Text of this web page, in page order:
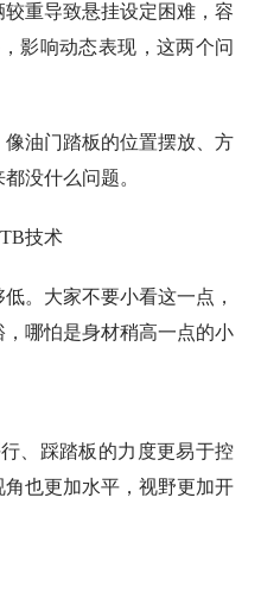
重导致悬挂设定困难，容
影响动态表现，这两个问
油门踏板的位置摆放、方
没什么问题。
。大家不要小看这一点，
哪怕是身材稍高一点的小
、踩踏板的力度更易于控
也更加水平，视野更加开